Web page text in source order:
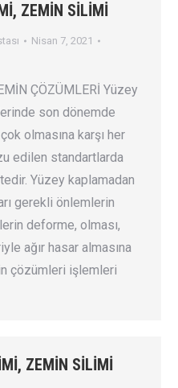
ZEMİN SİLİMİ
Nisan 7, 2021
ÇÖZÜMLERİ Yüzey
son dönemde
olmasına karşı her
edilen standartlarda
Yüzey kaplamadan
gerekli önlemlerin
deforme, olması,
ağır hasar almasına
çözümleri işlemleri
ZEMİN SİLİMİ